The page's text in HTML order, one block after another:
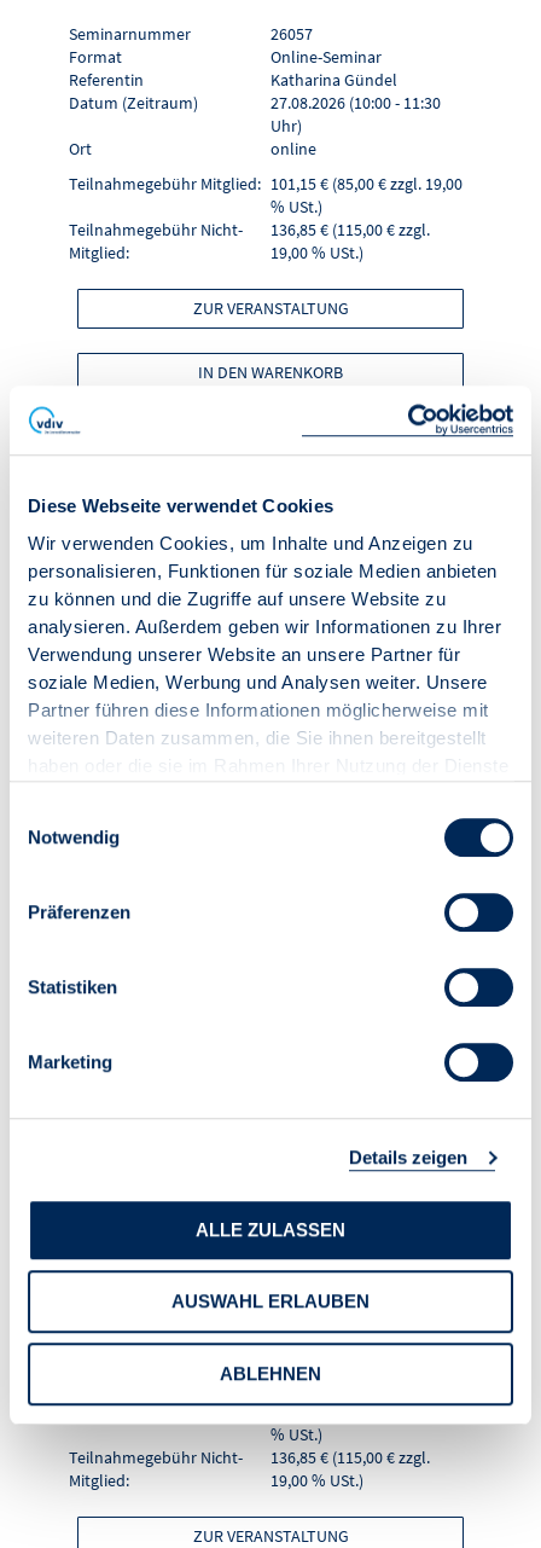
Diese Webseite verwendet Cookies
Wir verwenden Cookies, um Inhalte und Anzeigen zu
personalisieren, Funktionen für soziale Medien anbieten
zu können und die Zugriffe auf unsere Website zu
analysieren. Außerdem geben wir Informationen zu Ihrer
Verwendung unserer Website an unsere Partner für
soziale Medien, Werbung und Analysen weiter. Unsere
Partner führen diese Informationen möglicherweise mit
weiteren Daten zusammen, die Sie ihnen bereitgestellt
haben oder die sie im Rahmen Ihrer Nutzung der Dienste
Notwendig
Präferenzen
Statistiken
Marketing
Details zeigen
ALLE ZULASSEN
AUSWAHL ERLAUBEN
ABLEHNEN
Seminarnummer
26057
Format
Online-Seminar
Referentin
Katharina Gündel
Datum (Zeitraum)
27.08.2026 (10:00 - 11:30
Uhr)
Ort
online
Teilnahmegebühr Mitglied: 101,15 € (85,00 € zzgl. 19,00
% USt.)
Teilnahmegebühr Nicht-
Mitglied:
136,85 € (115,00 € zzgl.
19,00 % USt.)
ZUR VERANSTALTUNG
IN DEN WARENKORB
Online-Seminar
"Crashkurs WEG-
Verwalter - Teil 1"
Seminarnummer
26019
Referentin
Walburga Egle
Datum (Zeitraum)
01.09.2026 (10:00 - 11:30
Uhr)
online
Teilnahmegebühr Nicht-
Online-Seminar
"Crashkurs WEG-
Verwalter - Teil 2"
Seminarnummer
26020
Walburga Egle
Datum (Zeitraum)
02.09.2026 (10:00 - 11:30
Uhr)
online
Teilnahmegebühr Mitglied: 101,15 € (85,00 € zzgl. 19,00
% USt.)
Teilnahmegebühr Nicht-
Mitglied:
136,85 € (115,00 € zzgl.
19,00 % USt.)
ZUR VERANSTALTUNG